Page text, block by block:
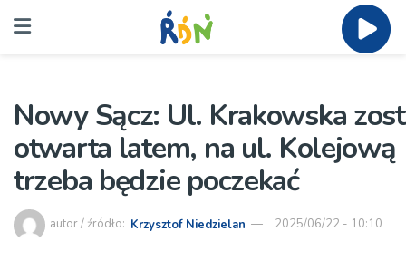
Nowy Sącz: Ul. Krakowska
otwarta latem, na ul. Kolejową
trzeba będzie poczekać
autor / źródło: Krzysztof Niedzielan 2025/06/22 - 10:10